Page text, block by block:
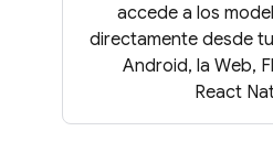
accede a los
directamente desde
Android, la Web,
React